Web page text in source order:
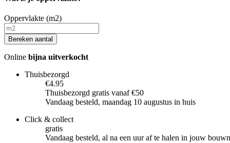
Oppervlakte (m2)
Bereken aantal
Online bijna uitverkocht
Thuisbezorgd
€4.95
Thuisbezorgd gratis vanaf €50
Vandaag besteld, maandag 10 augustus in huis
Click & collect
gratis
Vandaag besteld, al na een uur af te halen in jouw